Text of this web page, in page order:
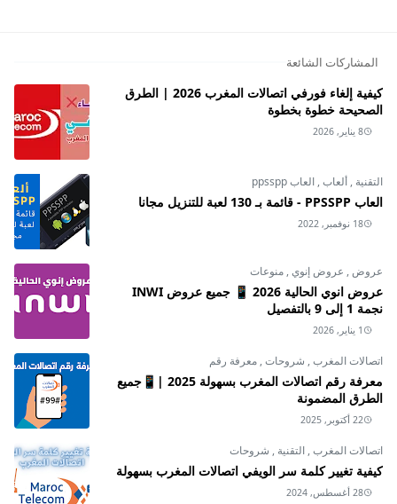
المشاركات الشائعة
كيفية إلغاء فورفي اتصالات المغرب 2026 | الطرق
الصحيحة خطوة بخطوة
8 يناير, 2026
التقنية , ألعاب, العاب ppsspp
العاب PPSSPP - قائمة بـ 130 لعبة للتنزيل مجانا
18 نوفمبر, 2022
عروض , عروض إنوي, منوعات
عروض انوي الحالية 2026 📱 جميع عروض INWI
نجمة 1 إلى 9 بالتفصيل
1 يناير, 2026
اتصالات المغرب, شروحات, معرفة رقم
معرفة رقم اتصالات المغرب بسهولة 2025 |📱جميع
الطرق المضمونة
22 أكتوبر, 2025
اتصالات المغرب, التقنية , شروحات
كيفية تغيير كلمة سر الويفي اتصالات المغرب بسهولة
28 أغسطس, 2024